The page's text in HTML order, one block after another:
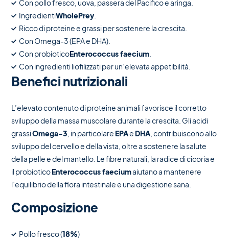
Con pollo fresco, uova, passera del Pacifico e aringa.
IngredientiWholePrey.
Ricco di proteine e grassi per sostenere la crescita.
Con Omega-3 (EPA e DHA).
Con probioticoEnterococcus faecium
Con ingredienti liofilizzati per un’elevata appetibilità.
Benefici nutrizionali
L’elevato contenuto di proteine animali favorisce il corretto
sviluppo della massa muscolare durante la crescita. Gli acidi
grassiOmega-3 , in particolare EPAe DHA , contribuiscono allo
sviluppo del cervello e della vista, oltre a sostenere la salute
della pelle e del mantello. Le fibre naturali, la radice di cicoria e
il probioticoEnterococcus faeciumaiutano a mantenere
l’equilibrio della flora intestinale e una digestione sana.
Composizione
Pollo fresco (18%)